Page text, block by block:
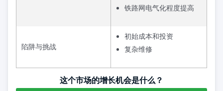
铁路网电气化程度提高
陷阱与挑战
初始成本和投资
复杂维修
这个市场的增长机会是什么？